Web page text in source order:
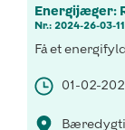
Energijæger:
Nr.: 2024-26-03-11
Få et
01-02-